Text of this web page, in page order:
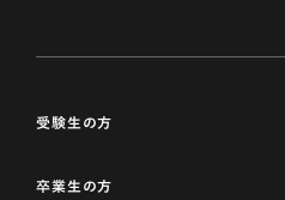
受験生の方
卒業生の方